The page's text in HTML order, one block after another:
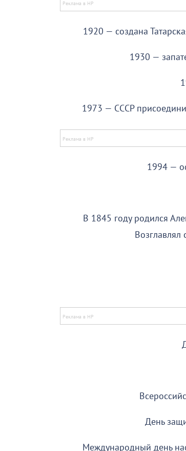
1920 — создана
1930 —
1973 — СССР
1994 —
В 1845 году родился
Возглавлял
День
Международный день